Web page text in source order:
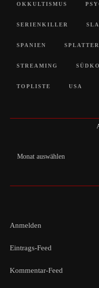
OKKULTISMUS
SERIENKILLER
SPANIEN SPLATTER
STREAMING
TOPLISTE USA
Archiv
Anmelden
Eintrags-Feed
Kommentar-Feed